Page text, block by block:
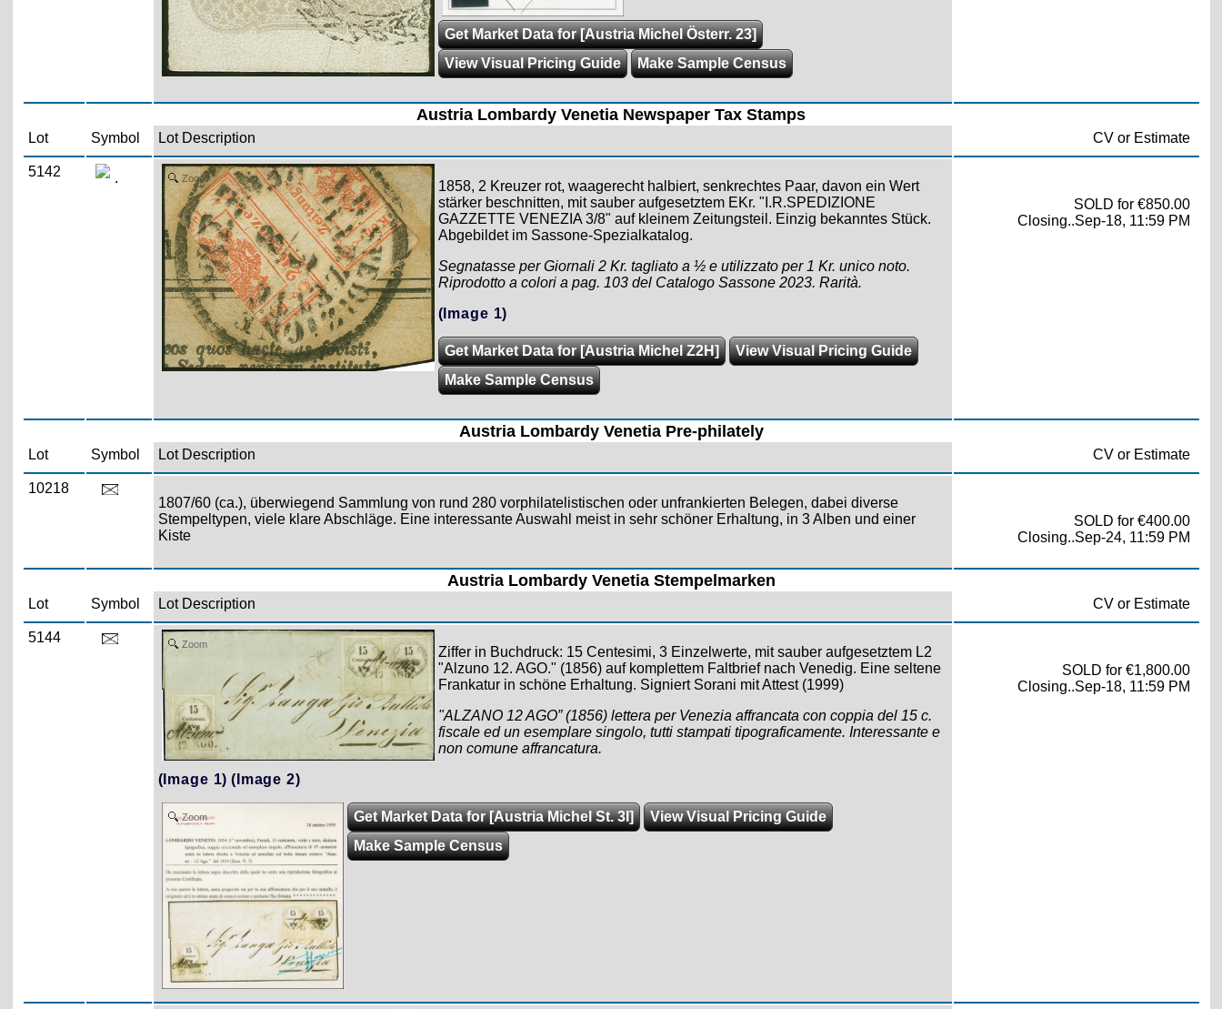
Get Market Data for [Austria Michel Österr. 23]
View Visual Pricing Guide
Make Sample Census
Austria Lombardy Venetia Newspaper Tax Stamps
Lot Symbol Lot Description CV or Estimate
5142 . Zoom
1858, 2 Kreuzer rot, waagerecht halbiert, senkrechtes Paar, davon ein Wert
stärker beschnitten, mit sauber aufgesetztem EKr. "I.R.SPEDIZIONE
GAZZETTE VENEZIA 3/8" auf kleinem Zeitungsteil. Einzig bekanntes Stück.
Abgebildet im Sassone-Spezialkatalog.
Segnatasse per Giornali 2 Kr. tagliato a ½ e utilizzato per 1 Kr. unico noto.
Riprodotto a colori a pag. 103 del Catalogo Sassone 2023. Rarità.
(Image 1)
Get Market Data for [Austria Michel Z2H]
View Visual Pricing Guide
Make Sample Census
SOLD for €850.00
Closing..Sep-18, 11:59 PM
Austria Lombardy Venetia Pre-philately
Lot Symbol Lot Description CV or Estimate
10218
1807/60 (ca.), überwiegend Sammlung von rund 280 vorphilatelistischen oder unfrankierten Belegen, dabei diverse
Stempeltypen, viele klare Abschläge. Eine interessante Auswahl meist in sehr schöner Erhaltung, in 3 Alben und einer
Kiste
SOLD for €400.00
Closing..Sep-24, 11:59 PM
Austria Lombardy Venetia Stempelmarken
Lot Symbol Lot Description CV or Estimate
5144 Zoom
Ziffer in Buchdruck: 15 Centesimi, 3 Einzelwerte, mit sauber aufgesetztem L2
"Alzuno 12. AGO." (1856) auf komplettem Faltbrief nach Venedig. Eine seltene
Frankatur in schöne Erhaltung. Signiert Sorani mit Attest (1999)
"ALZANO 12 AGO” (1856) lettera per Venezia affrancata con coppia del 15 c.
fiscale ed un esemplare singolo, tutti stampati tipograficamente. Interessante e
non comune affrancatura.
(Image 1) (Image 2)
Zoom Get Market Data for [Austria Michel St. 3I]
View Visual Pricing Guide
Make Sample Census
SOLD for €1,800.00
Closing..Sep-18, 11:59 PM